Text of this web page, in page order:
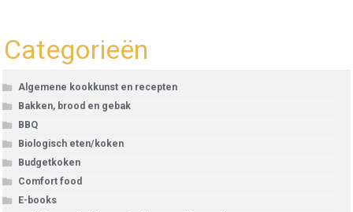
Categorieën
Algemene kookkunst en recepten
Bakken, brood en gebak
BBQ
Biologisch eten/koken
Budgetkoken
Comfort food
E-books